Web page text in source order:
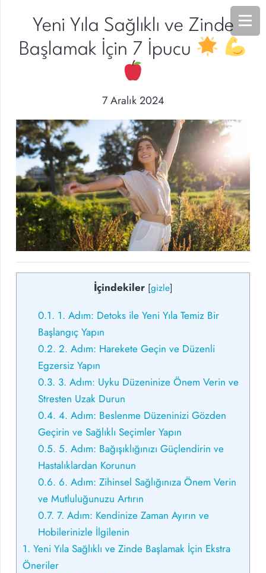
Yeni Yıla Sağlıklı ve Zinde
Başlamak İçin 7 İpucu
7 Aralık 2024
İçindekiler [gizle]
0.1. 1. Adım: Detoks ile Yeni Yıla Temiz Bir
Başlangıç Yapın
0.2. 2. Adım: Harekete Geçin ve Düzenli
Egzersiz Yapın
0.3. 3. Adım: Uyku Düzeninize Önem Verin ve
Stresten Uzak Durun
0.4. 4. Adım: Beslenme Düzeninizi Gözden
Geçirin ve Sağlıklı Seçimler Yapın
0.5. 5. Adım: Bağışıklığınızı Güçlendirin ve
Hastalıklardan Korunun
0.6. 6. Adım: Zihinsel Sağlığınıza Önem Verin
ve Mutluluğunuzu Artırın
0.7. 7. Adım: Kendinize Zaman Ayırın ve
Hobilerinizle İlgilenin
1. Yeni Yıla Sağlıklı ve Zinde Başlamak İçin Ekstra
Öneriler